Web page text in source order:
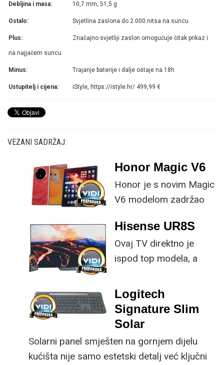
Debljina i masa: 10,7 mm, 51,5 g
Ostalo: Svjetlina zaslona do 2.000 nitsa na suncu
Plus: Značajno svjetliji zaslon omogućuje čitak prikaz i
na najjačem suncu
Minus: Trajanje baterije i dalje ostaje na 18h
Ustupitelj i cijena: iStyle, https://istyle.hr/ 499,99 €
VEZANI SADRŽAJ:
Honor Magic V6
Honor je s novim Magic
V6 modelom zadržao
specifikacije, no
istovremeno
implementirao
ključne svakom
korisniku.
Hisense UR8S
Ovaj TV direktno je
ispod top modela, a
male ustupke možete
osjetno uštedjeti pri
kupnji.
Logitech
Signature Slim
Solar
Solarni panel smješten na gornjem dijelu
kućišta nije samo estetski detalj već ključni